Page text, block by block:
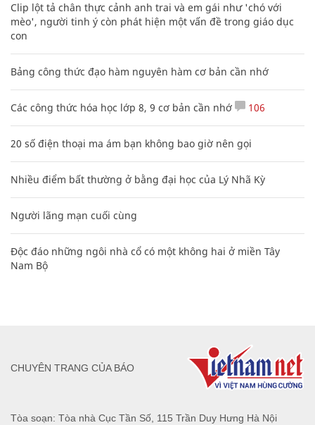
Clip lột tả chân thực cảnh anh trai và em gái như 'chó với
mèo', người tinh ý còn phát hiện một vấn đề trong giáo dục
con
Bảng công thức đạo hàm nguyên hàm cơ bản cần nhớ
Các công thức hóa học lớp 8, 9 cơ bản cần nhớ 106
20 số điện thoại ma ám bạn không bao giờ nên gọi
Nhiều điểm bất thường ở bằng đại học của Lý Nhã Kỳ
Người lãng mạn cuối cùng
Độc đáo những ngôi nhà cổ có một không hai ở miền Tây
Nam Bộ
Tòa soạn: Tòa nhà Cục Tần Số, 115 Trần Duy Hưng Hà Nội
CHUYÊN TRANG CỦA BÁO